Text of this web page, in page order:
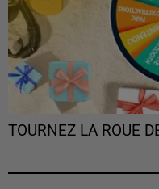
TOURNEZ LA ROUE